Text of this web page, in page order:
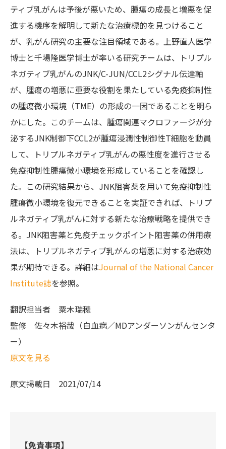
ティブ乳がんは予後が悪いため、腫瘍の成長と増悪を促
進する機序を解明して新たな治療標的を見つけること
が、乳がん研究の主要な注目領域である。上野直人医学
博士と千場隆医学博士が率いる研究チームは、トリプル
ネガティブ乳がんのJNK/C-JUN/CCL2シグナル伝達軸
が、腫瘍の増悪に重要な役割を果たしている免疫抑制性
の腫瘍微小環境（TME）の形成の一因であることを明ら
かにした。このチームは、腫瘍関連マクロファージが分
泌するJNK制御下CCL2が腫瘍浸潤性制御性T細胞を動員
して、トリプルネガティブ乳がんの悪性度を進行させる
免疫抑制性腫瘍微小環境を形成していることを確認し
た。この研究結果から、JNK阻害薬を用いて免疫抑制性
腫瘍微小環境を復元できることを実証できれば、トリプ
ルネガティブ乳がんに対する新たな治療戦略を提供でき
る。JNK阻害薬と免疫チェックポイント阻害薬の併用療
法は、トリプルネガティブ乳がんの増悪に対する治療効
果が期待できる。詳細はJournal of the National Cancer
Institute誌を参照。
翻訳担当者 粟木瑞穂
監修 佐々木裕哉（白血病／MDアンダーソンがんセンタ
ー）
原文を見る
原文掲載日 2021/07/14
【免責事項】